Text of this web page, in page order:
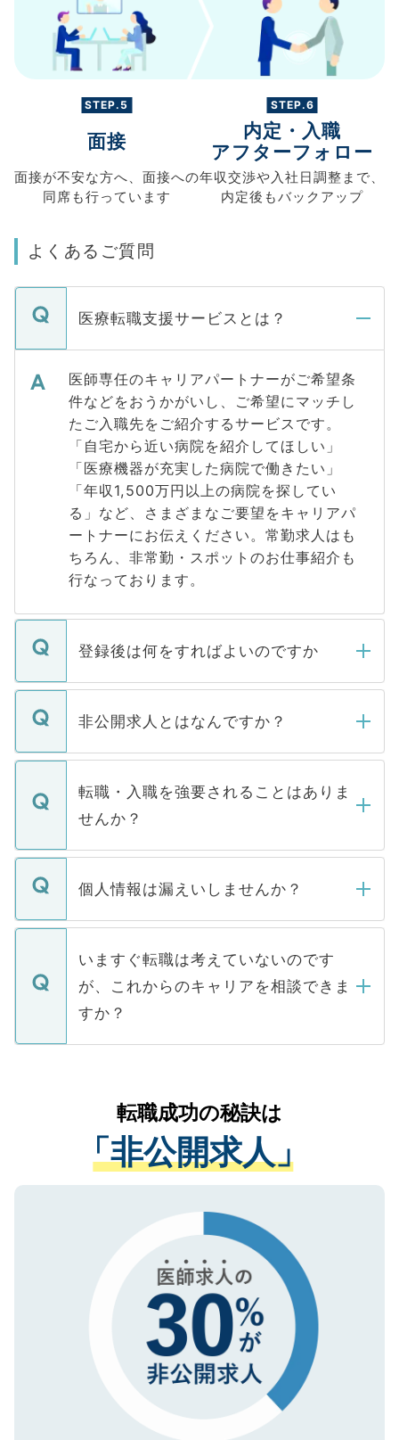
STEP.5
面接
面接が不安な方へ、 面接への
同席も行っています
STEP.6
内定・入職
アフターフォロー
年収交渉や入社日調整まで、
内定後もバックアップ
よくあるご質問
医療転職支援サービスとは？
医師専任のキャリアパートナーがご希望条
件などをおうかがいし、ご希望にマッチし
たご入職先をご紹介するサービスです。
「自宅から近い病院を紹介してほしい」
「医療機器が充実した病院で働きたい」
「年収1,500万円以上の病院を探してい
る」など、さまざまなご要望をキャリアパ
ートナーにお伝えください。常勤求人はも
ちろん、非常勤・スポットのお仕事紹介も
行なっております。
登録後は何をすればよいのですか
ご登録いただきましたら、弊社担当者がご
登録内容を確認し、その後メールもしくは
ます。通常、5営業日以内にはご連絡をせて
いただきますので、しばらくお待ちくださ
い。
非公開求人とはなんですか？
マイナビDOCTORで取り扱っている求人の
うち約3割は、Webサイトからご覧いただ
けない「非公開求人」です。非公開求人は
下記の理由によって、一般には公開してい
ません。
■応募殺到を避けるため 人気のある医療機
関を公にしてしまうと、応募が殺到する場
に、医療機関が求める条件に合った人材の
みを人材紹介会社に依頼するケースが増え
ています。
転職・入職を強要されることはありま
せんか？
転職・入職を強要することは一切ありませ
ん。また、仮に応募先から内定をいただい
定を承諾する必要はありません。内定先へ
の辞退の連絡はキャリアパートナーが行い
ますので、ご安心ください。
個人情報は漏えいしませんか？
個人情報が漏えいすることはありませんの
で、ご安心ください。当サイトからの登録
などで収集したご登録者様の個人情報は、
ご本人のキャリアアップおよび転職活動の
支援を目的に使用いたします。お預かりし
ているすべての個人データはご本人の許可
は、個人情報の取り扱いについての厳密な
管理基準を満たした事業者のみに付与され
る、プライバシーマークを取得済みです。
ご登録いただいた個人情報は、SSL（デー
で、機密保持に関してもご安心ください。
いますぐ転職は考えていないのです
が、これからのキャリアを相談できま
すか？
かがいして、現在の医療機関の状況や紹介
経験をまじえながら、適切なアドバイスを
させていただきます。すぐにご転職をされ
ない方には、長期的なサポートが可能です
ので、まずはご登録ください。
転職成功の秘訣は
「非公開求人」